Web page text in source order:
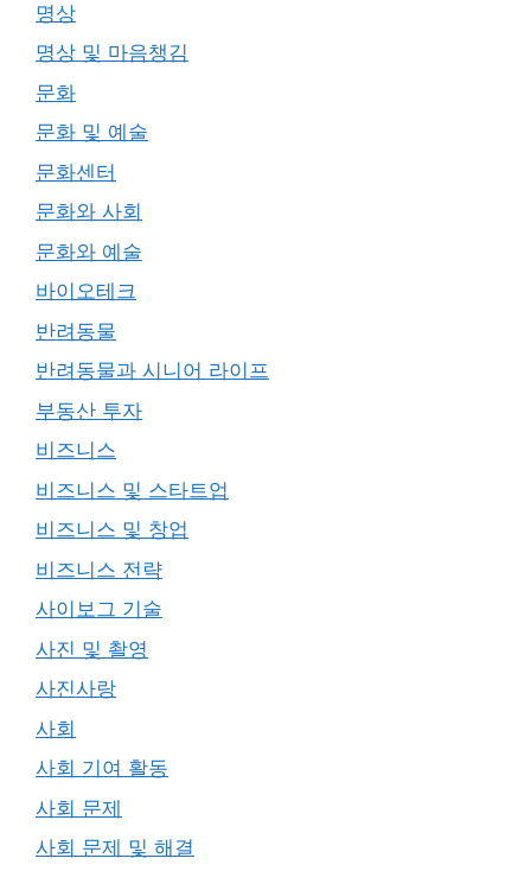
명상
명상 및 마음챙김
문화
문화 및 예술
문화센터
문화와 사회
문화와 예술
바이오테크
반려동물
반려동물과 시니어 라이프
부동산 투자
비즈니스
비즈니스 및 스타트업
비즈니스 및 창업
비즈니스 전략
사이보그 기술
사진 및 촬영
사진사랑
사회
사회 기여 활동
사회 문제
사회 문제 및 해결